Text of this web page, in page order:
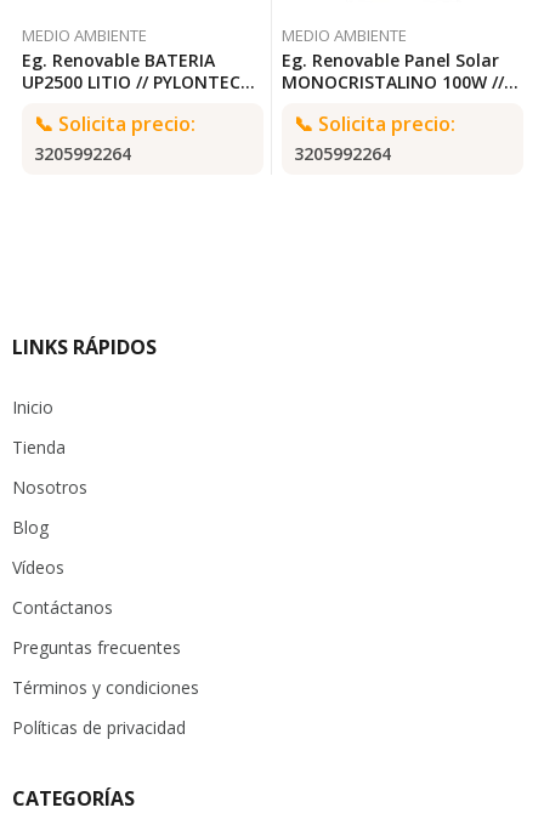
MEDIO AMBIENTE
Eg. Renovable BATERIA
UP2500 LITIO // PYLONTECH
📞 Solicita precio:
3205992264
MEDIO AMBIENTE
Eg. Renovable Panel Solar
MONOCRISTALINO 100W //
📞 Solicita precio:
3205992264
LINKS RÁPIDOS
Inicio
Tienda
Nosotros
Blog
Vídeos
Contáctanos
Preguntas frecuentes
Términos y condiciones
Políticas de privacidad
CATEGORÍAS